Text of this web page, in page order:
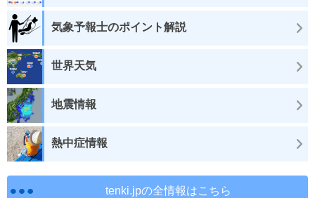
気象予報士のポイント解説
世界天気
地震情報
熱中症情報
tenki.jpの全情報はこちら